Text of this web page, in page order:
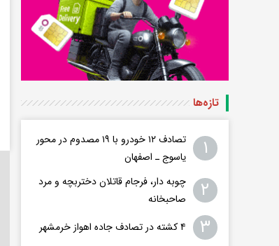
تازه‌ها
۱
تصادف ۱۲ خودرو با ۱۹ مصدوم در محور
یاسوج ـ اصفهان
۲
چوبه دار، فرجام قاتلان دختربچه و مرد
صاحبخانه
۳ ۴ کشته در تصادف جاده اهواز خرمشهر